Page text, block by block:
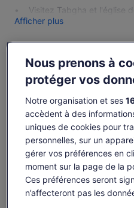
Visitez Tabgha et l'église
Afficher plus
Disponibilité
Modifier les dates
Modifier
les
datesdim. 9 août
-
lun. 10 août
82 €
Le
prix
82 €
taxes et frais compris
Il est possible que le
provienne d’une
Afficher le texte
Donner mon avis sur
Nous prenons à
protéger vos
Notre organisation et ses
accèdent à des
uniques de cookies pour
personnelles, sur un
gérer vos préférences en
moment sur la page de la
Ces préférences seront
n’affecteront pas les